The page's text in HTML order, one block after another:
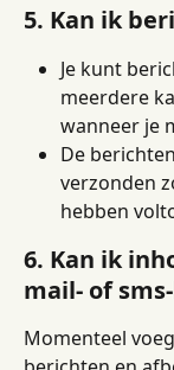
5. Kan ik
Je kunt
meerdere
wanneer je
De
verzonden
hebben
6. Kan ik
mail- of
Momenteel